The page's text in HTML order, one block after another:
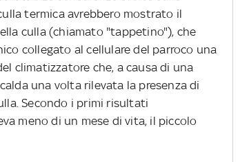
termica avrebbero mostrato il
culla (chiamato "tappetino"), che
collegato al cellulare del parroco una
climatizzatore che, a causa di una
una volta rilevata la presenza di
Secondo i primi risultati
meno di un mese di vita, il piccolo